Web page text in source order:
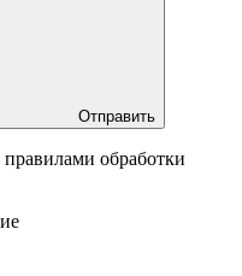
Отправить
обработки